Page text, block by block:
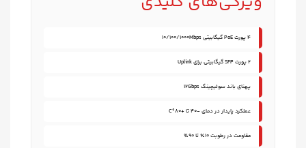
۴ پورت PoE گیگابیتی 10/100/1000Mbps
۲ پورت SFP گیگابیتی برای Uplink
پهنای باند سوئیچینگ ۱۲Gbps
عملکرد پایدار در دمای -۴۰ تا +۸۰°C
مقاومت در رطوبت ۱۰٪ تا ۹۰٪